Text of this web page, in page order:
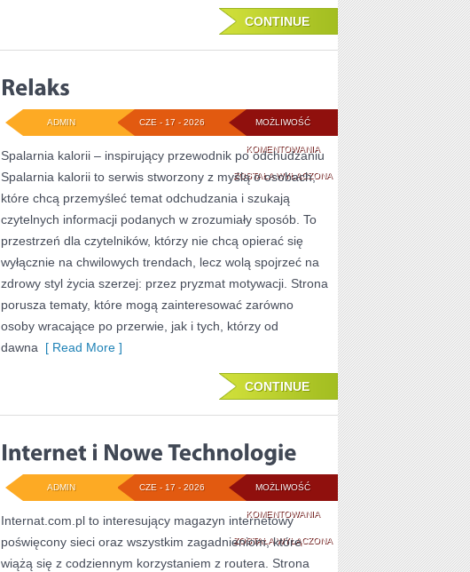
CONTINUE
MOŻLIWOŚĆ
KOMENTOWANIARELAKS
ZOSTAŁA WYŁĄCZONA
CZE - 17 - 2026
ADMIN
Spalarnia kalorii – inspirujący przewodnik po odchudzaniu
Spalarnia kalorii to serwis stworzony z myślą o osobach,
które chcą przemyśleć temat odchudzania i szukają
czytelnych informacji podanych w zrozumiały sposób. To
przestrzeń dla czytelników, którzy nie chcą opierać się
wyłącznie na chwilowych trendach, lecz wolą spojrzeć na
zdrowy styl życia szerzej: przez pryzmat motywacji. Strona
porusza tematy, które mogą zainteresować zarówno
osoby wracające po przerwie, jak i tych, którzy od
dawna [ Read More ]
CONTINUE
MOŻLIWOŚĆ
KOMENTOWANIAINTERNET
I
NOWE
ZOSTAŁA WYŁĄCZONA
CZE - 17 - 2026
ADMIN
Internat.com.pl to interesujący magazyn internetowy
poświęcony sieci oraz wszystkim zagadnieniom, które
wiążą się z codziennym korzystaniem z routera. Strona